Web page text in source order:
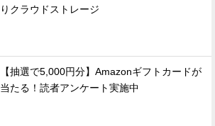
りクラウドストレージ
【抽選で5,000円分】Amazonギフトカードが
当たる！読者アンケート実施中